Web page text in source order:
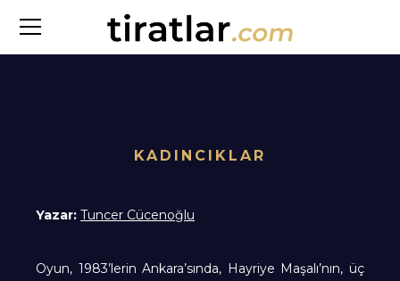
KADINCIKLAR
Yazar: Tuncer Cücenoğlu
Oyun, 1983’lerin Ankara’sında, Hayriye Maşalı’nın, üç